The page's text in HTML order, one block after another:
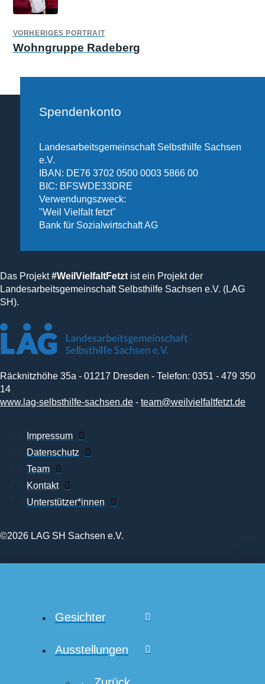
VORHERIGES PORTRAIT
Wohngruppe Radeberg
Spendenkonto
Landesarbeitsgemeinschaft Selbsthilfe Sachsen
e.V.
IBAN: DE76 3702 0500 0003 5866 00
BIC: BFSWDE33DRE
Verwendungszweck:
"Weil Vielfalt fetzt"
Bank für Sozialwirtschaft AG
Das Projekt#WeilVielfaltFetzt ist ein Projekt der
Landesarbeitsgemeinschaft Selbsthilfe Sachsen e.V. (LAG
SH).
Räcknitzhöhe 35a - 01217 Dresden - Telefon: 0351 - 479 350
14
www.lag-selbsthilfe-sachsen.de - team@weilvielfaltfetzt.de
Impressum
Datenschutz
Team
Kontakt
Unterstützer*innen
©2026 LAG SH Sachsen e.V.
Gesichter
Ausstellungen